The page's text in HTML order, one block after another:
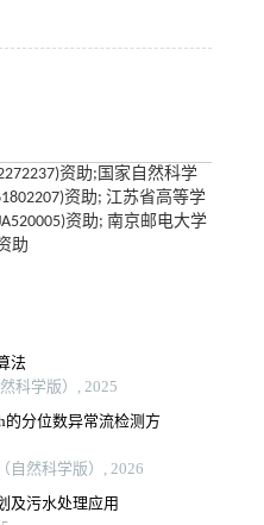
资助;国家自然科学
资助; 江苏省高等学
资助; 南京邮电大学
助